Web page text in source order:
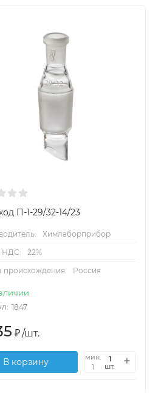
П-1-29/32-14/23
Химлаборприбор
НДС:
22%
происхождения:
Россия
1847
₽/шт.
В корзину
мин.
1
шт.